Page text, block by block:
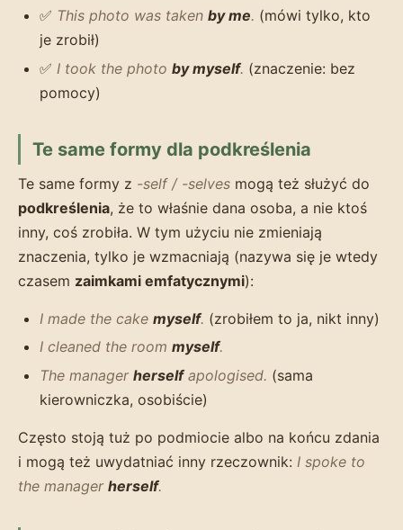
✅ This photo was taken by me. (mówi tylko, kto
je zrobił)
✅ I took the photo by myself. (znaczenie: bez
pomocy)
Te same formy dla podkreślenia
Te same formy z -self / -selves mogą też służyć do
podkreślenia, że to właśnie dana osoba, a nie ktoś
inny, coś zrobiła. W tym użyciu nie zmieniają
znaczenia, tylko je wzmacniają (nazywa się je wtedy
czasem zaimkami emfatycznymi):
I made the cake myself. (zrobiłem to ja, nikt inny)
I cleaned the room myself.
The manager herselfapologised. (sama
kierowniczka, osobiście)
Często stoją tuż po podmiocie albo na końcu zdania
i mogą też uwydatniać inny rzeczownik: I spoke to
the manager herself.